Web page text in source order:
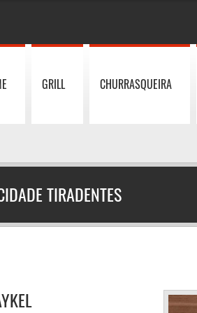
GRILL CHURRASQUEIRA
TIRADENTES